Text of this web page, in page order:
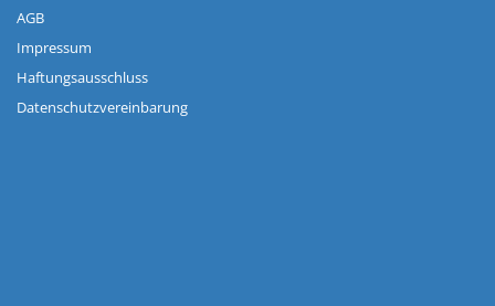
AGB
Impressum
Haftungsausschluss
Datenschutzvereinbarung